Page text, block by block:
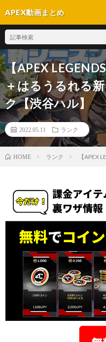
APEX動画まとめ
【APEX
＋はるうるれる
ク【渋谷ハル】
2022.05.11 ランク
HOME ランク 【APEX